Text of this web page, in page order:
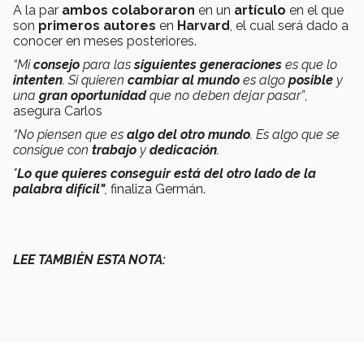
A la par ambos colaboraron en un artículo en el que
son primeros autores en Harvard, el cual será dado a
conocer en meses posteriores.
“Miconsejo para lassiguientes generaciones es que lo
intenten. Si quieren cambiar al mundo es algo posible y
una gran oportunidadque no deben dejar pasar”,
asegura Carlos
“No piensen que es algo del otro mundo. Es algo que se
consigue con trabajo y dedicación.
"Lo que quieres conseguir está del otro lado de la
palabra difícil", finaliza Germán.
LEE TAMBIÉN ESTA NOTA: